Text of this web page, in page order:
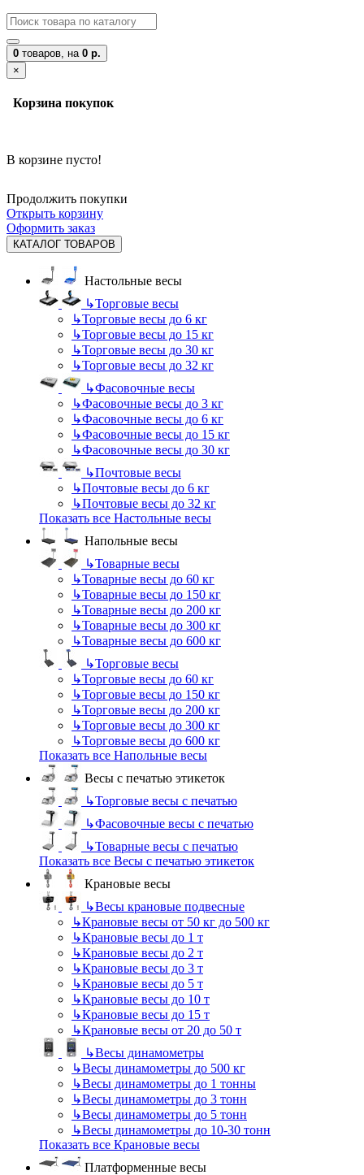
0 товаров, на 0 р.
×
Корзина покупок
В корзине пусто!
Продолжить покупки
Открыть корзину
Оформить заказ
КАТАЛОГ ТОВАРОВ
Настольные весы
↳Торговые весы
↳Торговые весы до 6 кг
↳Торговые весы до 15 кг
↳Торговые весы до 30 кг
↳Торговые весы до 32 кг
↳Фасовочные весы
↳Фасовочные весы до 3 кг
↳Фасовочные весы до 6 кг
↳Фасовочные весы до 15 кг
↳Фасовочные весы до 30 кг
↳Почтовые весы
↳Почтовые весы до 6 кг
↳Почтовые весы до 32 кг
Показать все Настольные весы
Напольные весы
↳Товарные весы
↳Товарные весы до 60 кг
↳Товарные весы до 150 кг
↳Товарные весы до 200 кг
↳Товарные весы до 300 кг
↳Товарные весы до 600 кг
↳Торговые весы
↳Торговые весы до 60 кг
↳Торговые весы до 150 кг
↳Торговые весы до 200 кг
↳Торговые весы до 300 кг
↳Торговые весы до 600 кг
Показать все Напольные весы
Весы с печатью этикеток
↳Торговые весы с печатью
↳Фасовочные весы с печатью
↳Товарные весы с печатью
Показать все Весы с печатью этикеток
Крановые весы
↳Весы крановые подвесные
↳Крановые весы от 50 кг до 500 кг
↳Крановые весы до 1 т
↳Крановые весы до 2 т
↳Крановые весы до 3 т
↳Крановые весы до 5 т
↳Крановые весы до 10 т
↳Крановые весы до 15 т
↳Крановые весы от 20 до 50 т
↳Весы динамометры
↳Весы динамометры до 500 кг
↳Весы динамометры до 1 тонны
↳Весы динамометры до 3 тонн
↳Весы динамометры до 5 тонн
↳Весы динамометры до 10-30 тонн
Показать все Крановые весы
Платформенные весы